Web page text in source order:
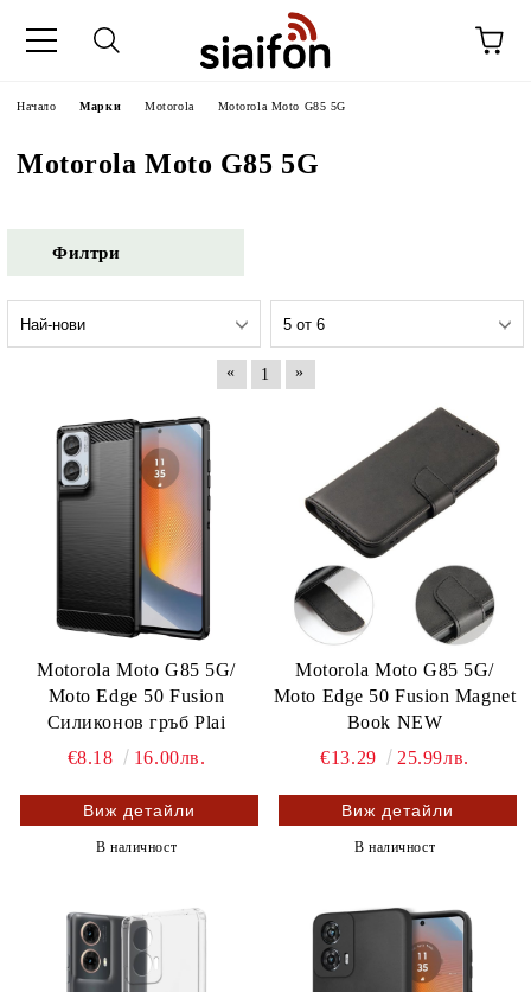
Начало Марки Motorola Motorola Moto G85 5G
Motorola Moto G85 5G
Филтри
« 1 »
Motorola Moto G85 5G/
Moto Edge 50 Fusion
Силиконов гръб Plai
€8.18
16.00лв.
Виж детайли
В наличност
Motorola Moto G85 5G/
Moto Edge 50 Fusion Magnet
Book NEW
€13.29
25.99лв.
Виж детайли
В наличност